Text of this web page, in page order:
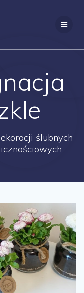
ślubnych